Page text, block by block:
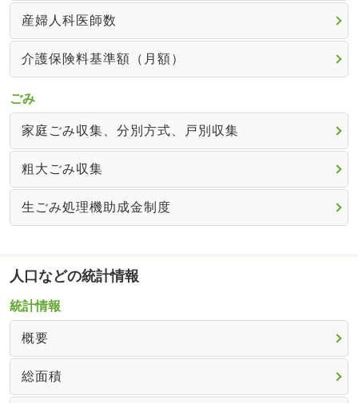
産婦人科医師数
介護保険料基準額（月額）
ごみ
家庭ごみ収集、分別方式、戸別収集
粗大ごみ収集
生ごみ処理機助成金制度
人口などの統計情報
統計情報
概要
総面積